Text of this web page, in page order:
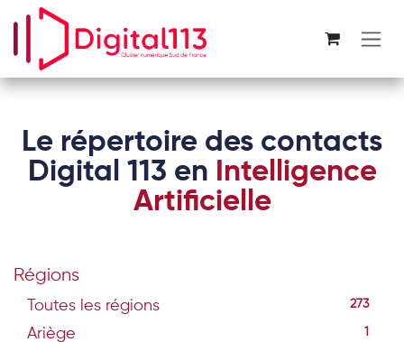
Se rendre au contenu
Le répertoire des contacts
Digital 113 en Intelligence
Artificielle
Régions
Toutes les régions 273
Ariège 1